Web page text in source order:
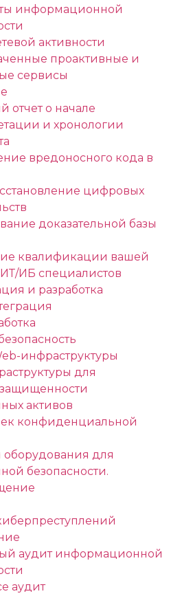
информационной
активности
проактивные и
сервисы
отчет о начале
и хронологии
вредоносного кода в
цифровых
доказательной базы
квалификации вашей
ИБ специалистов
и разработка
инфраструктуры
для
активов
конфиденциальной
оборудования для
безопасности.
аудит информационной
аудит